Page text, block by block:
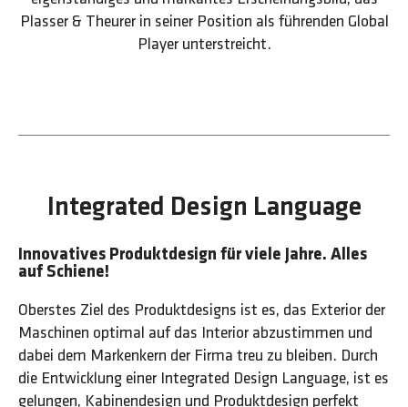
Plasser & Theurer in seiner Position als führenden Global
Player unterstreicht.
Integrated Design Language
Innovatives Produktdesign für viele Jahre. Alles
auf Schiene!
Oberstes Ziel des Produktdesigns ist es, das Exterior der
Maschinen optimal auf das Interior abzustimmen und
dabei dem Markenkern der Firma treu zu bleiben. Durch
die Entwicklung einer Integrated Design Language, ist es
gelungen, Kabinendesign und Produktdesign perfekt